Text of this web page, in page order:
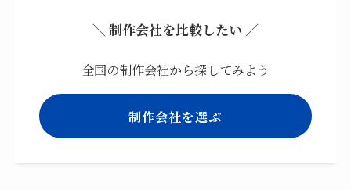
＼ 制作会社を比較したい ／
全国の制作会社から探してみよう
制作会社を選ぶ